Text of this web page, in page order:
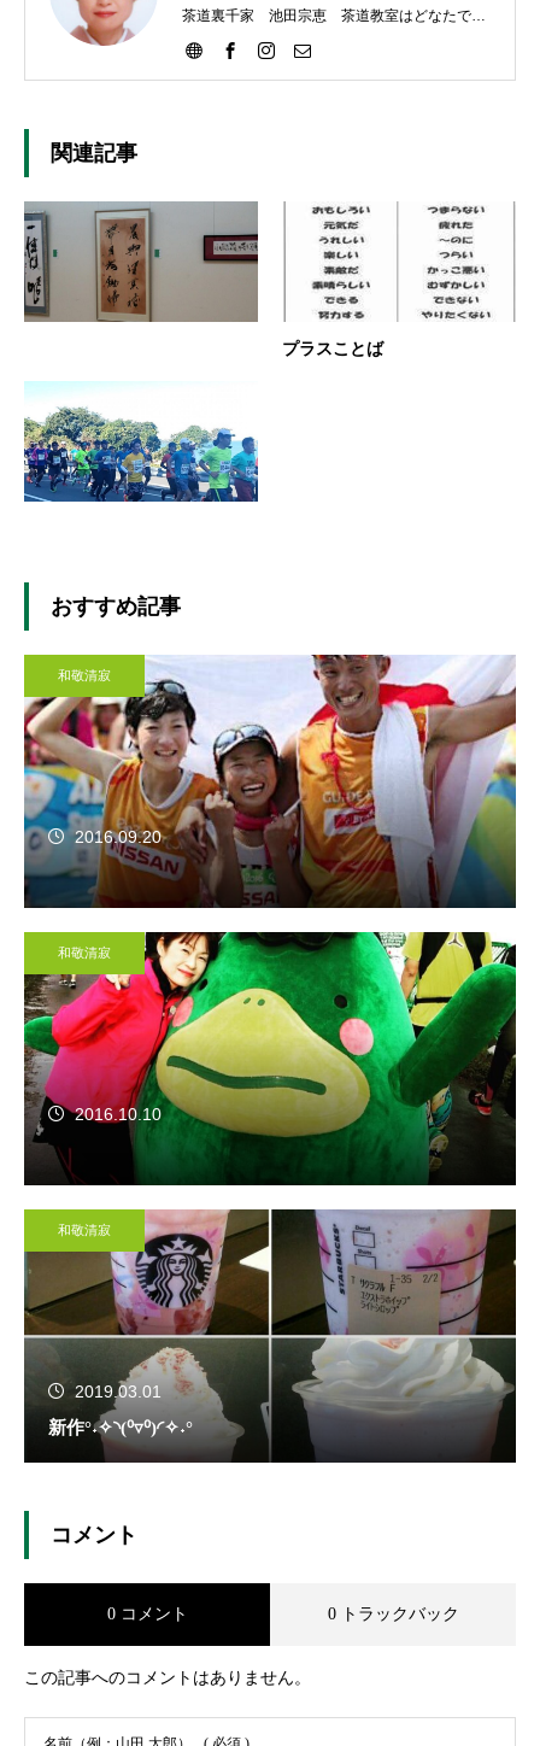
茶道裏千家 池田宗恵 茶道教室はどなたでも
ご参加いただけます。
関連記事
プラスことば
おすすめ記事
和敬清寂
2016.09.20
和敬清寂
2016.10.10
和敬清寂
2019.03.01
新作°˖✧◝(⁰▿⁰)◜✧˖°
コメント
0 コメント 0 トラックバック
この記事へのコメントはありません。